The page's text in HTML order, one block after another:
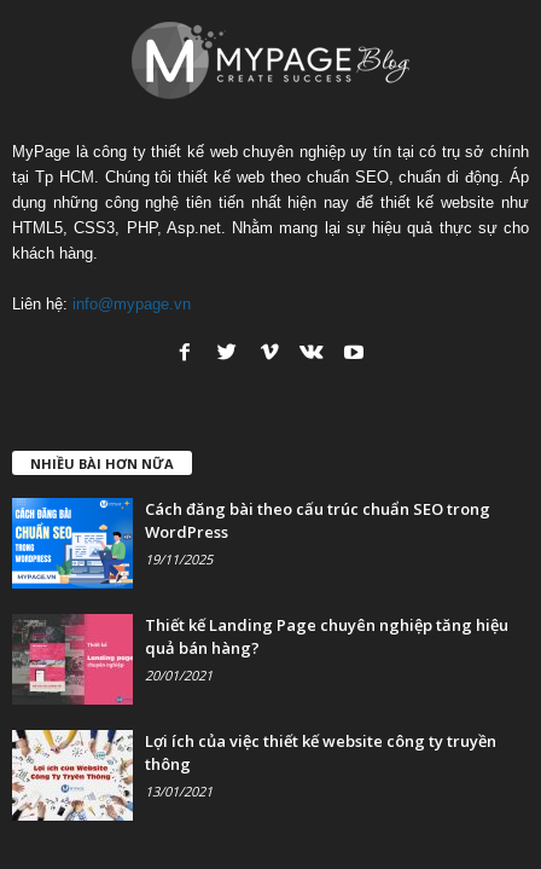
MyPage là công ty thiết kế web chuyên nghiệp uy tín tại có trụ sở chính
tại Tp HCM. Chúng tôi thiết kế web theo chuẩn SEO, chuẩn di động. Áp
dụng những công nghệ tiên tiến nhất hiện nay để thiết kế website như
HTML5, CSS3, PHP, Asp.net. Nhằm mang lại sự hiệu quả thực sự cho
khách hàng.
Liên hệ: info@mypage.vn
NHIỀU BÀI HƠN NỮA
Cách đăng bài theo cấu trúc chuẩn SEO trong
WordPress
19/11/2025
Thiết kế Landing Page chuyên nghiệp tăng hiệu
quả bán hàng?
20/01/2021
Lợi ích của việc thiết kế website công ty truyền
thông
13/01/2021